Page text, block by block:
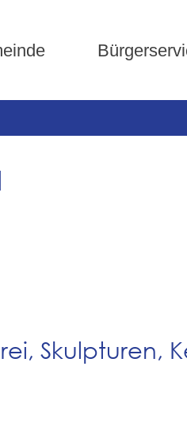
Skulpturen,